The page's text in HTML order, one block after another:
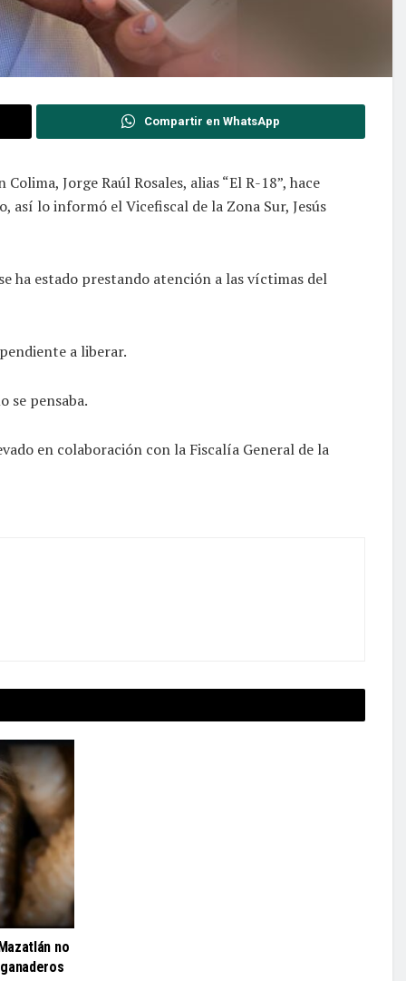
Compartir en WhatsApp
Jorge Raúl Rosales, alias “El R-18”, hace
así lo informó el Vicefiscal de la Zona Sur, Jesús
ha estado prestando atención a las víctimas del
a liberar.
se pensaba.
en colaboración con la Fiscalía General de la
no